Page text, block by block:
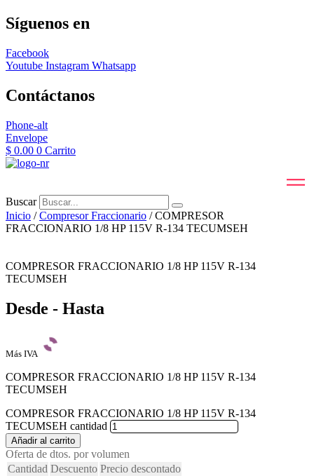
Síguenos en
Facebook
Youtube Instagram Whatsapp
Contáctanos
Phone-alt
Envelope
$ 0.00 0 Carrito
Buscar
Inicio /Compresor Fraccionario / COMPRESOR
FRACCIONARIO 1/8 HP 115V R-134 TECUMSEH
COMPRESOR FRACCIONARIO 1/8 HP 115V R-134
TECUMSEH
Desde - Hasta
Más IVA
COMPRESOR FRACCIONARIO 1/8 HP 115V R-134
TECUMSEH
COMPRESOR FRACCIONARIO 1/8 HP 115V R-134
TECUMSEH cantidad
Añadir al carrito
Oferta de dtos. por volumen
Cantidad Descuento Precio descontado